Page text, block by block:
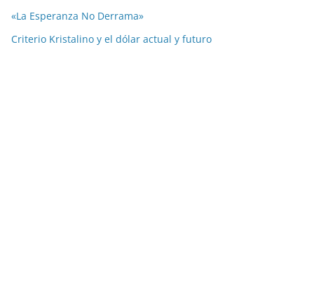
«La Esperanza No Derrama»
Criterio Kristalino y el dólar actual y futuro